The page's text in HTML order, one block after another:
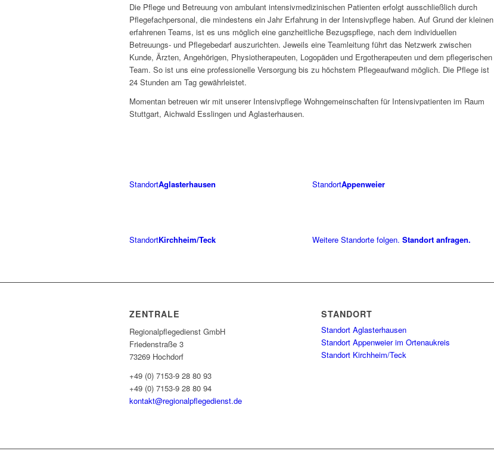
Die Pflege und Betreuung von ambulant intensivmedizinischen Patienten erfolgt ausschließlich durch
Pflegefachpersonal, die mindestens ein Jahr Erfahrung in der Intensivpflege haben. Auf Grund der kleinen
erfahrenen Teams, ist es uns möglich eine ganzheitliche Bezugspflege, nach dem individuellen
Betreuungs- und Pflegebedarf auszurichten. Jeweils eine Teamleitung führt das Netzwerk zwischen
Kunde, Ärzten, Angehörigen, Physiotherapeuten, Logopäden und Ergotherapeuten und dem pflegerischen
Team. So ist uns eine professionelle Versorgung bis zu höchstem Pflegeaufwand möglich. Die Pflege ist
24 Stunden am Tag gewährleistet.
Momentan betreuen wir mit unserer Intensivpflege Wohngemeinschaften für Intensivpatienten im Raum
Stuttgart, Aichwald Esslingen und Aglasterhausen.
StandortAglasterhausen StandortAppenweier
StandortKirchheim/Teck Weitere Standorte folgen. Standort anfragen.
ZENTRALE
Regionalpflegedienst GmbH
Friedenstraße 3
73269 Hochdorf
+49 (0) 7153-9 28 80 93
+49 (0) 7153-9 28 80 94
kontakt@regionalpflegedienst.de
STANDORT
Standort Aglasterhausen
Standort Appenweier im Ortenaukreis
Standort Kirchheim/Teck